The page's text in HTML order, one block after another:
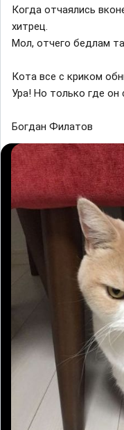
Когда отчаялись
хитрец.
Мол, отчего бедлам
Кота все с криком
Ура! Но только где он
Богдан Филатов